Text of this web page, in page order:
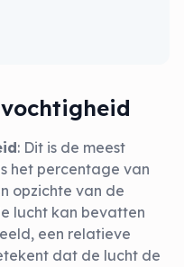
: Dit is de meest
het percentage van
opzichte van de
lucht kan bevatten
een relatieve
dat de lucht de